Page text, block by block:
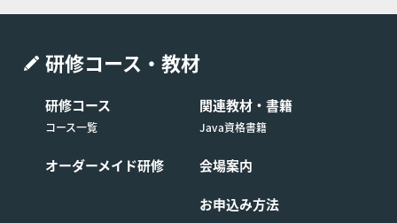
-2488、受付時間：弊社休業日及び土・日・祝日
申し出るものとします。
た日程を変更したコースの申し込みを取り消す場
合は前条の定めに関わらず受講費用の全額をお支
■第9条 (コースの開催中止)
研修コース・教材
研修コース
コース一覧
オーダーメイド研修
関連教材・書籍
Java資格書籍
会場案内
お申込み方法